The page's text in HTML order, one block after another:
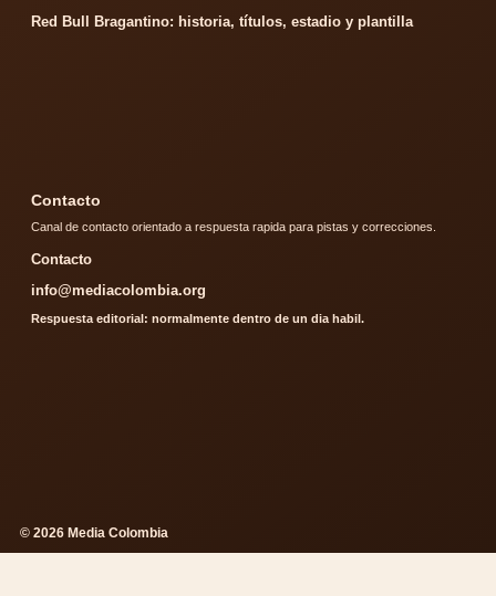
Red Bull Bragantino: historia, títulos, estadio y plantilla
Contacto
Canal de contacto orientado a respuesta rapida para pistas y correcciones.
Contacto
info@mediacolombia.org
Respuesta editorial: normalmente dentro de un dia habil.
© 2026 Media Colombia